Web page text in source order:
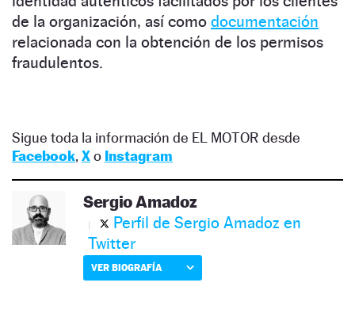
de la organización, así como documentación
relacionada con la obtención de los permisos
fraudulentos.
Sigue toda la información de EL MOTOR desde
Facebook, Xo Instagram
Sergio Amadoz
Perfil de Sergio Amadoz en
Twitter
VER BIOGRAFÍA